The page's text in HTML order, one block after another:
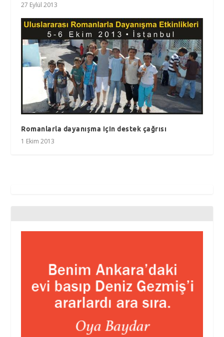
27 Eylül 2013
Romanlarla dayanışma için destek çağrısı
1 Ekim 2013